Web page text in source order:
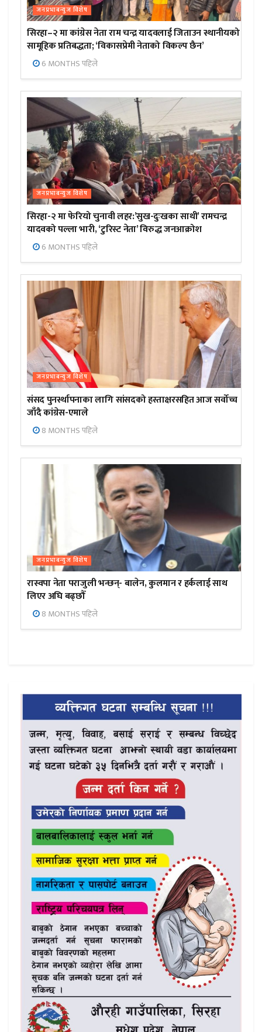
जनप्रभाबन्युज विशेष
सिरहा–२ मा कांग्रेस नेता राम चन्द्र यादवलाई जिताउन स्थानीयको
सामूहिक प्रतिबद्धता; ‘विकासप्रेमी नेताको विकल्प छैन’
6 MONTHS पहिले
जनप्रभाबन्युज विशेष
सिरहा-२ मा फेरियो चुनावी लहर:’सुख-दुःखका साथी’ रामचन्द्र
यादवको पल्ला भारी, ‘टुरिस्ट नेता’ विरुद्ध जनआक्रोश
6 MONTHS पहिले
जनप्रभाबन्युज विशेष
संसद पुनर्स्थापनाका लागि सांसदको हस्ताक्षरसहित आज सर्वोच्च
जाँदै कांग्रेस-एमाले
8 MONTHS पहिले
जनप्रभाबन्युज विशेष
रास्वपा नेता पराजुली भन्छन्- बालेन, कुलमान र हर्कलाई साथ
लिएर अघि बढ्छौँ
8 MONTHS पहिले